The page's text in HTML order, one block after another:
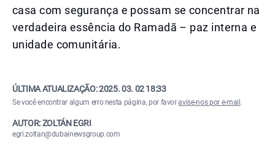
casa com segurança e possam se concentrar na
verdadeira essência do Ramadã – paz interna e
unidade comunitária.
ÚLTIMA ATUALIZAÇÃO:2025. 03. 02 18:33
Se você encontrar algum erro nesta página, por favoravise-nos por e-mail .
AUTOR: ZOLTÁN EGRI
egri.zoltan@dubainewsgroup.com